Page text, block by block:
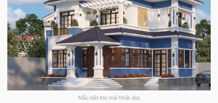
Mẫu biệt thự mái Nhật đẹp